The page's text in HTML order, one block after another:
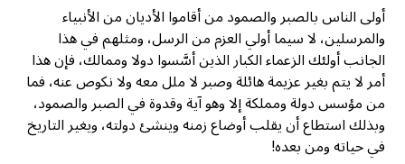
أولى الناس بالصبر والصمود من أقاموا الأديان من الأنبياء
والمرسلين، لا سيما أولي العزم من الرسل، ومثلهم في هذا
الجانب أولئك الزعماء الكبار الذين أسَّسوا دولا وممالك، فإن هذا
أمر لا يتم بغير عزيمة هائلة وصبر لا ملل معه ولا نكوص عنه، فما
من مؤسس دولة ومملكة إلا وهو آية وقدوة في الصبر والصمود،
وبذلك استطاع أن يقلب أوضاع زمنه وينشئ دولته، ويغير التاريخ
في حياته ومن بعده!